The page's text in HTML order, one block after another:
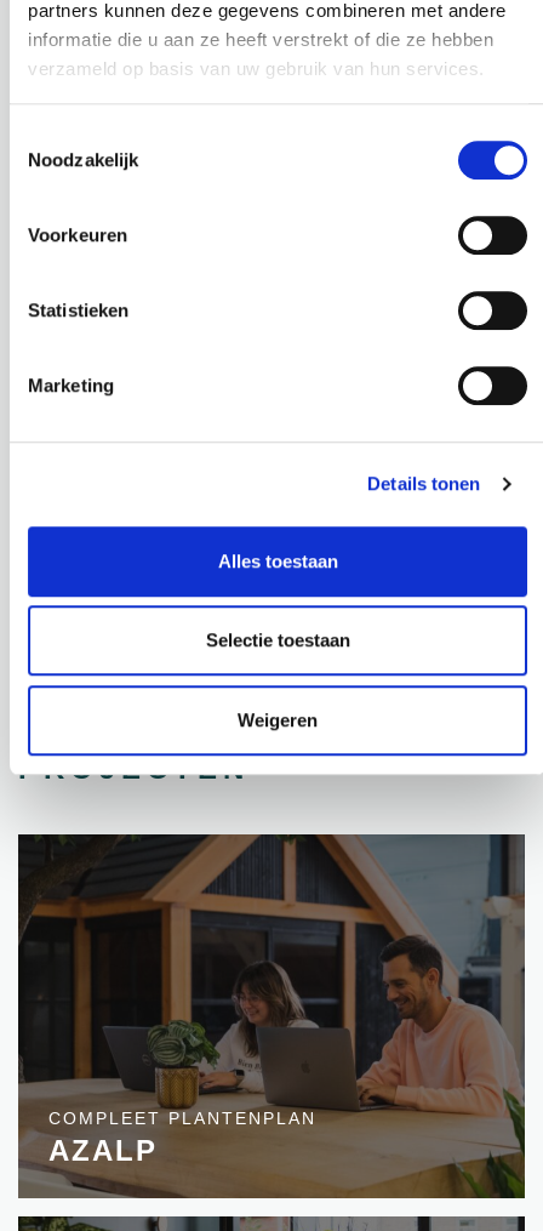
partners kunnen deze gegevens combineren met andere
informatie die u aan ze heeft verstrekt of die ze hebben
verzameld op basis van uw gebruik van hun services.
Noodzakelijk
Voorkeuren
Statistieken
Marketing
Details tonen
Alles toestaan
Selectie toestaan
Weigeren
HERTSHOORN
Hoogte: 40 cm
Marmerlook
HERTSHOORN
22,95
PROJECTEN
COMPLEET PLANTENPLAN
AZALP